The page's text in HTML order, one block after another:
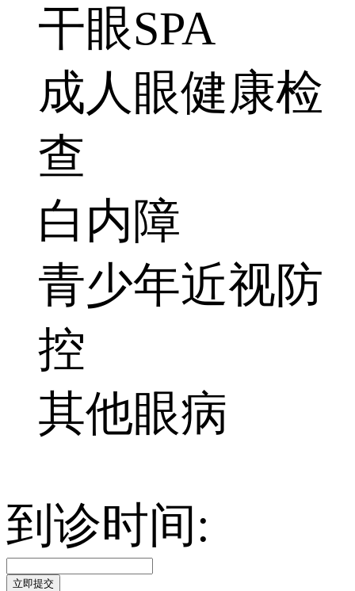
干眼SPA
成人眼健康检
查
白内障
青少年近视防
控
其他眼病
到诊时间:
立即提交